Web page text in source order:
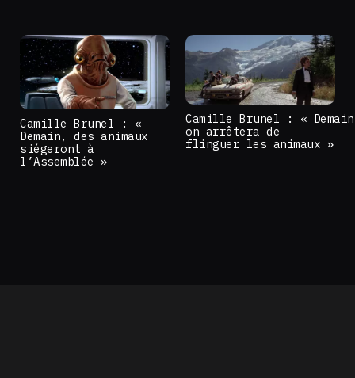
Camille Brunel : «
Demain, des animaux
siégeront à
l’Assemblée »
Camille Brunel : «
on arrêtera de
flinguer les animaux »